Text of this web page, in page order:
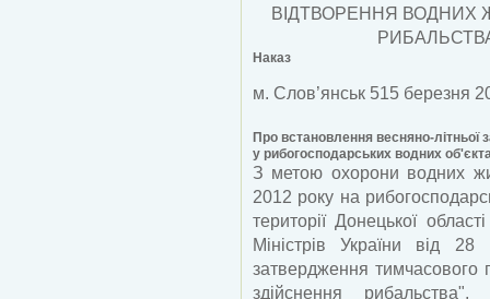
ВІДТВОРЕННЯ ВОДНИХ
Наказ
м. Слов’янськ 515 березня
Про встановлення весняно-літньої
у рибогосподарських водних
З метою охорони водних
2012 року на
території Донецької
Міністрів України
затвердження тимчасового
здійснення